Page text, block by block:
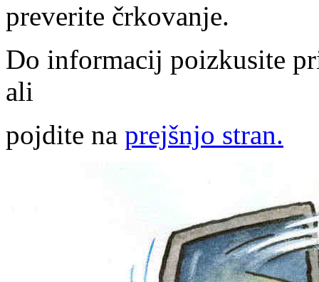
preverite črkovanje.
Do informacij poizkusite
ali
pojdite na prejšnjo stran.